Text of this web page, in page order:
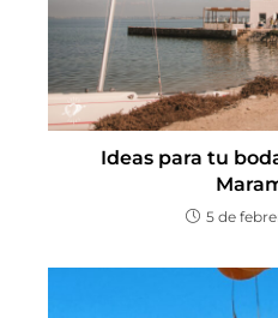
Ideas para tu
5 de